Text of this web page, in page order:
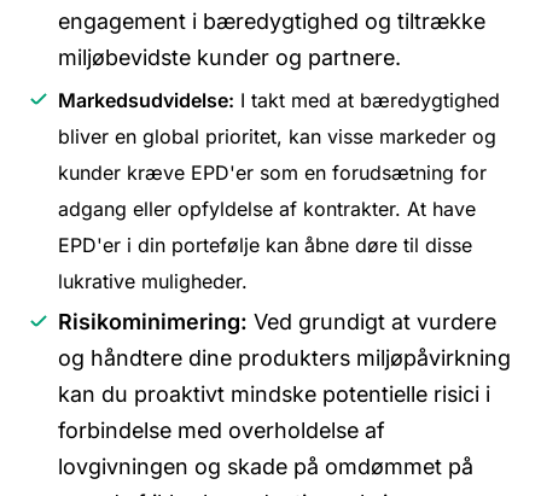
engagement i bæredygtighed og tiltrække
miljøbevidste kunder og partnere.
Markedsudvidelse: I takt med at bæredygtighed
bliver en global prioritet, kan visse markeder og
kunder kræve EPD'er som en forudsætning for
adgang eller opfyldelse af kontrakter. At have
EPD'er i din portefølje kan åbne døre til disse
lukrative muligheder.
Risikominimering: Ved grundigt at vurdere
og håndtere dine produkters miljøpåvirkning
kan du proaktivt mindske potentielle risici i
forbindelse med overholdelse af
lovgivningen og skade på omdømmet på